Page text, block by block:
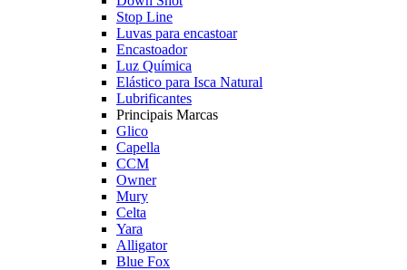
Stop Line
Luvas para encastoar
Encastoador
Luz Química
Elástico para Isca Natural
Lubrificantes
Principais Marcas
Glico
Capella
CCM
Owner
Mury
Celta
Yara
Alligator
Blue Fox